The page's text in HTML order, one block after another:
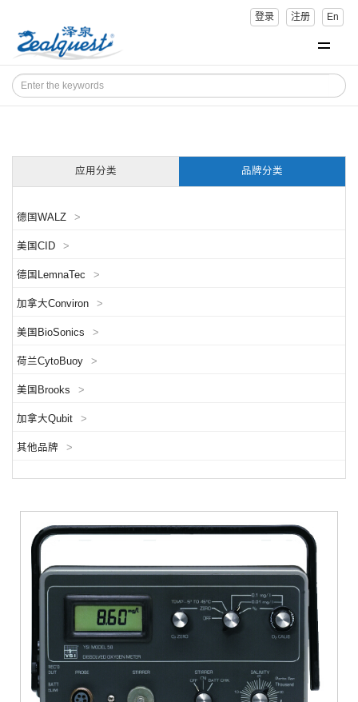
登录 注册 En
应用分类 品牌分类
德国WALZ >
美国CID >
德国LemnaTec >
加拿大Conviron >
美国BioSonics >
荷兰CytoBuoy >
美国Brooks >
加拿大Qubit >
其他品牌 >